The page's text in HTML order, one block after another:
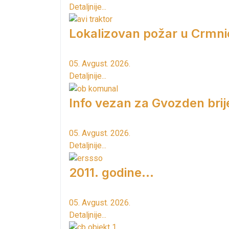
Detaljnije...
Lokalizovan požar u
05. Avgust. 2026.
Detaljnije...
Info vezan za Gvozden
05. Avgust. 2026.
Detaljnije...
2011. godine...
05. Avgust. 2026.
Detaljnije...